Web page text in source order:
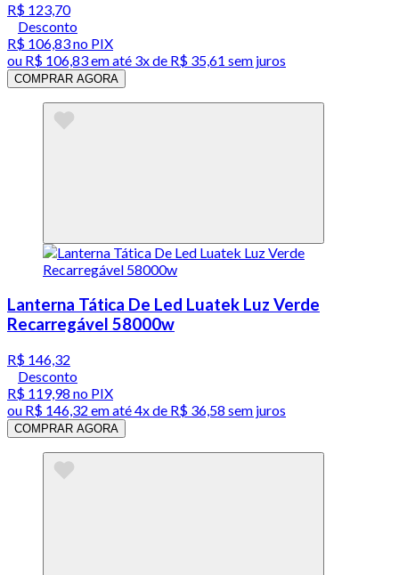
R$ 123,70
Desconto
R$ 106,83no PIX
ou R$ 106,83em até 3x de R$ 35,61 sem juros
COMPRAR AGORA
Lanterna Tática De Led Luatek Luz Verde
Recarregável 58000w
R$ 146,32
Desconto
R$ 119,98 no PIX
ou R$ 146,32 em até4x de R$ 36,58 sem juros
COMPRAR AGORA